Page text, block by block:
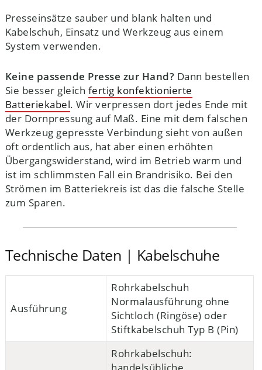
Presseinsätze sauber und blank halten und
Kabelschuh, Einsatz und Werkzeug aus einem
System verwenden.
Keine passende Presse zur Hand? Dann bestellen
Sie besser gleich fertig konfektionierte
Batteriekabel. Wir verpressen dort jedes Ende mit
der Dornpressung auf Maß. Eine mit dem falschen
Werkzeug gepresste Verbindung sieht von außen
oft ordentlich aus, hat aber einen erhöhten
Übergangswiderstand, wird im Betrieb warm und
ist im schlimmsten Fall ein Brandrisiko. Bei den
Strömen im Batteriekreis ist das die falsche Stelle
zum Sparen.
Technische Daten | Kabelschuhe
Ausführung
Rohrkabelschuh
Normalausführung ohne
Sichtloch (Ringöse) oder
Stiftkabelschuh Typ B (Pin)
Rohrkabelschuh:
handelsübliche